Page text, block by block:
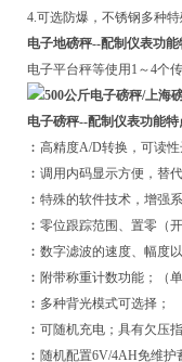
4.可选防爆，不锈钢多种
电子地磅秤--配制仪表功能
电子平台秤等使用1～4个
电子磅秤--配制仪表功能
︰高精度A/D转换，可读性
︰调用内码显示方便，替
︰特殊的软件技术，增强
︰零位跟踪范围、置零（
︰数字滤波的速度、幅度
︰附带称重计数功能；（
︰多种背光模式可选择；
︰可随机充电；具有欠压
︰随机配置6V/4AH免维护